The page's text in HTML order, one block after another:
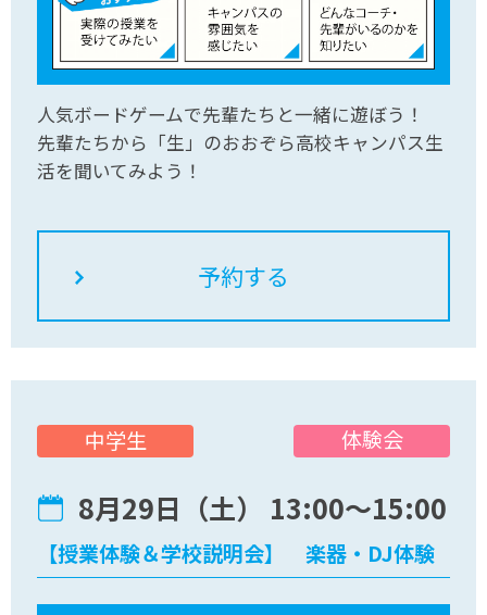
人気ボードゲームで先輩たちと一緒に遊ぼう！
先輩たちから「生」のおおぞら高校キャンパス生
活を聞いてみよう！
体験会
8月29日（土） 13:00〜15:00
中学生
【授業体験＆学校説明会】 楽器・DJ体験